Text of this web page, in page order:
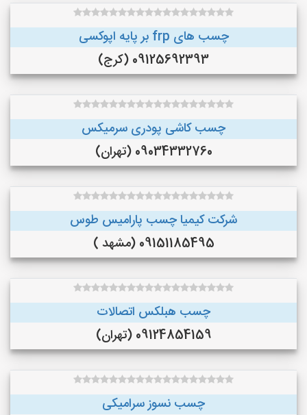
چسب های frp بر پایه اپوکسی
09125692393 (کرج)
چسب کاشی پودری سرمیکس
09034332760 (تهران)
شرکت کیمیا چسب پارامیس طوس
09151185495 (مشهد )
چسب هبلکس اتصالات
09124854159 (تهران)
چسب نسوز سرامیکی